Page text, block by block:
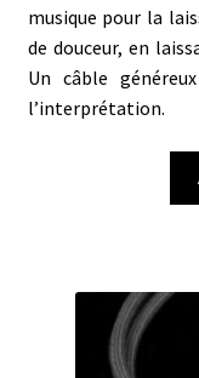
musique pour la
de douceur, en
Un câble
l’interprétation.